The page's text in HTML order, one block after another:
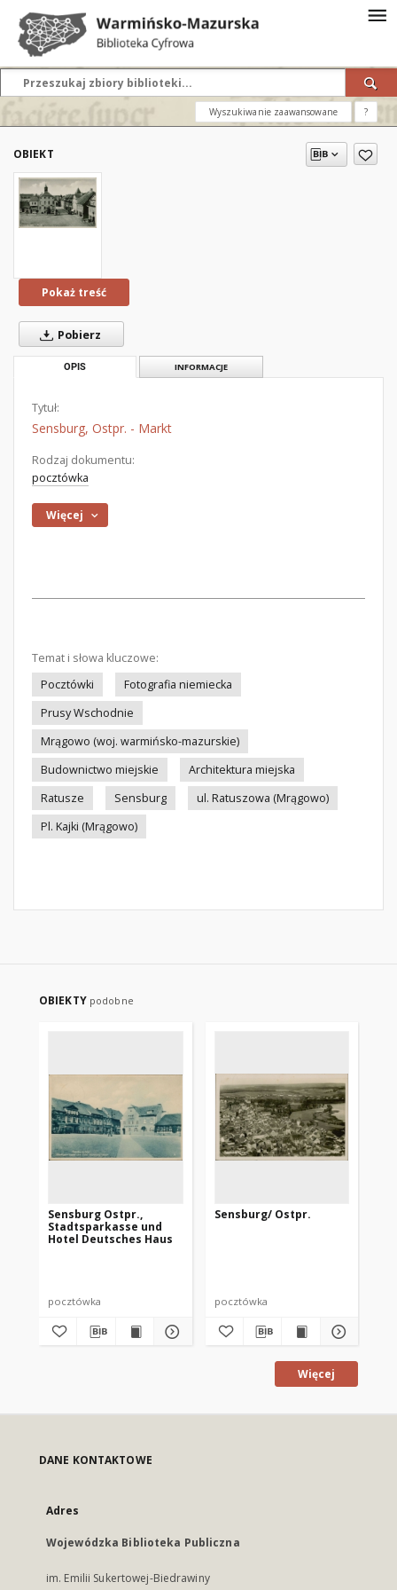
Wyszukiwanie zaawansowane ?
OBIEKT
Pokaż treść
Pobierz
OPIS INFORMACJE
Tytuł:
Sensburg, Ostpr. - Markt
Rodzaj dokumentu:
pocztówka
Więcej
Temat i słowa kluczowe:
Pocztówki
Fotografia niemiecka
Prusy Wschodnie
Mrągowo (woj. warmińsko-mazurskie)
Budownictwo miejskie
Architektura miejska
Ratusze
Sensburg
ul. Ratuszowa (Mrągowo)
Pl. Kajki (Mrągowo)
OBIEKTY podobne
Sensburg Ostpr.,
Stadtsparkasse und
Hotel Deutsches Haus
pocztówka
Sensburg/ Ostpr.
pocztówka
Więcej
DANE KONTAKTOWE
Adres
Wojewódzka Biblioteka Publiczna
im. Emilii Sukertowej-Biedrawiny